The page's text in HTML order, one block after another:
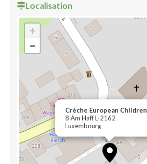
Localisation
Crèche European Children
8 Am Haff L-2162
Luxembourg
+
−